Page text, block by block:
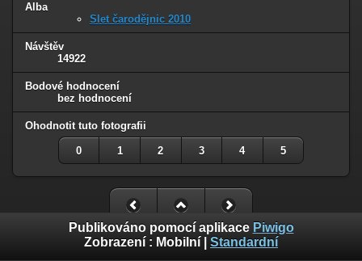
Alba
Slet čarodějnic 2010
Návštěv
14922
Bodové hodnocení
bez hodnocení
Ohodnotit tuto fotografii
0 1 2 3 4 5
Publikováno pomocí aplikace Piwigo
Zobrazení : Mobilní Standardní